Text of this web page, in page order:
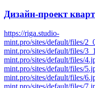
Дизайн-проект
https://riga.studio-
mint.pro/sites/default/files/
mint.pro/sites/default/files/
mint.pro/sites/default/files/
mint.pro/sites/default/files/
mint.pro/sites/default/files/
mint.pro/sites/default/files/